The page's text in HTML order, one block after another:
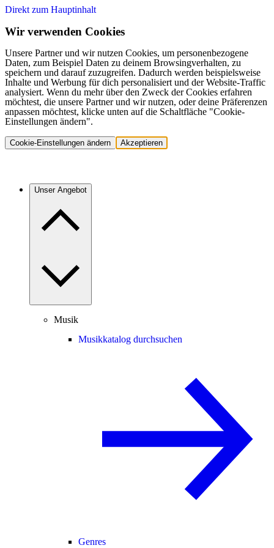
Direkt zum Hauptinhalt
Wir verwenden Cookies
Unsere Partner und wir nutzen Cookies, um personenbezogene
Daten, zum Beispiel Daten zu deinem Browsingverhalten, zu
speichern und darauf zuzugreifen. Dadurch werden beispielsweise
Inhalte und Werbung für dich personalisiert und der Website-Traffic
analysiert. Wenn du mehr über den Zweck der Cookies erfahren
möchtest, die unsere Partner und wir nutzen, oder deine Präferenzen
anpassen möchtest, klicke unten auf die Schaltfläche "Cookie-
Einstellungen ändern".
Cookie-Einstellungen ändern Akzeptieren
Unser Angebot
Musik
Musikkatalog durchsuchen
Genres